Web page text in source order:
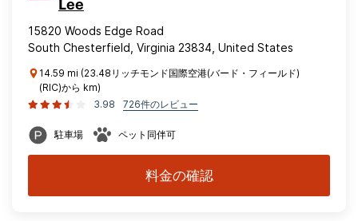
Lee
15820 Woods Edge Road
South Chesterfield, Virginia 23834, United States
14.59 mi (23.48リッチモンド国際空港(バード・フィールド)
(RIC)から km)
3.98
726件のレビュー
駐車場 ペット同伴可
料金の確認